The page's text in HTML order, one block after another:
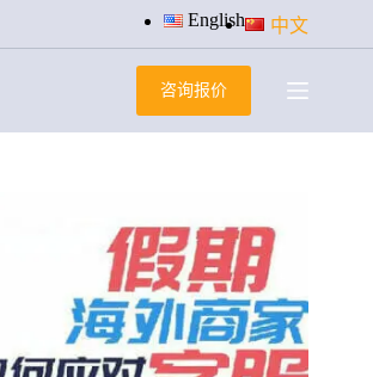
English 中文
咨询报价